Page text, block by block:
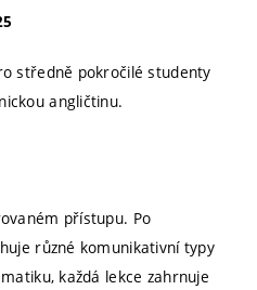
středně pokročilé studenty
i technickou angličtinu.
přístupu. Po
různé komunikativní typy
každá lekce zahrnuje